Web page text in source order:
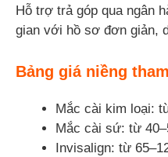
Hỗ trợ trả góp qua ngân
gian với hồ sơ đơn giản,
Bảng giá niềng
Mắc cài kim loại:
Mắc cài sứ: từ
Invisalign: từ